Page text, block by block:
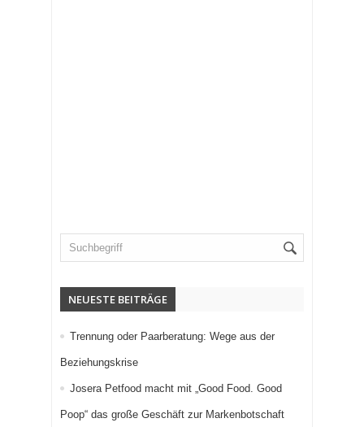
NEUESTE BEITRÄGE
Trennung oder Paarberatung: Wege aus der
Beziehungskrise
Josera Petfood macht mit „Good Food. Good
Poop“ das große Geschäft zur Markenbotschaft